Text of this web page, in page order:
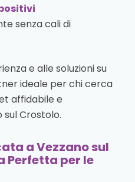
senza cali di
e alle soluzioni su
ideale per chi cerca
affidabile e
Crostolo.
a Vezzano sul
Perfetta per le